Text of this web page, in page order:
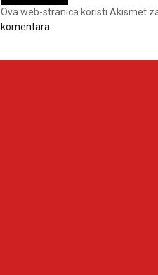
Ova web-stranica koristi Akismet
komentara.